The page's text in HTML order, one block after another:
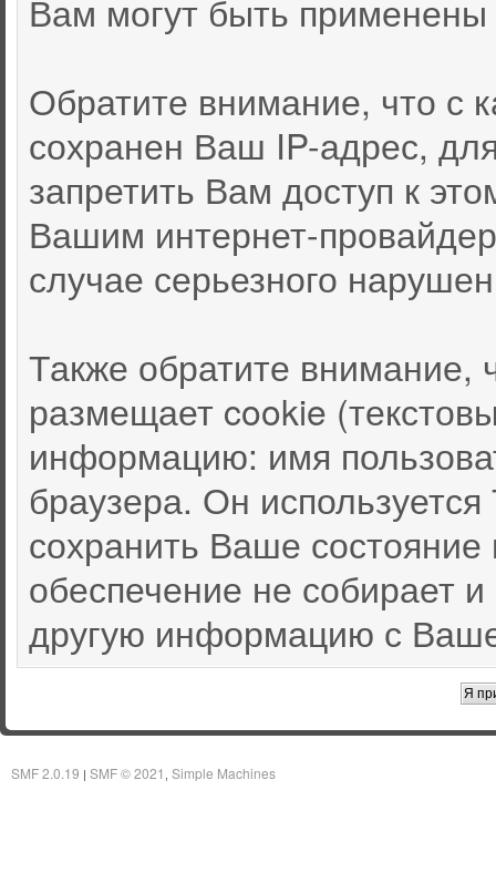
Вам могут быть
Обратите внимание, что с
сохранен Ваш IP-адрес,
запретить Вам доступ к
Вашим интернет-
случае серьезного
Также обратите внимание,
размещает cookie
информацию: имя
браузера. Он
сохранить Ваше
обеспечение не собирает
другую информацию с
SMF 2.0.19 | SMF © 2021 Simple Machines